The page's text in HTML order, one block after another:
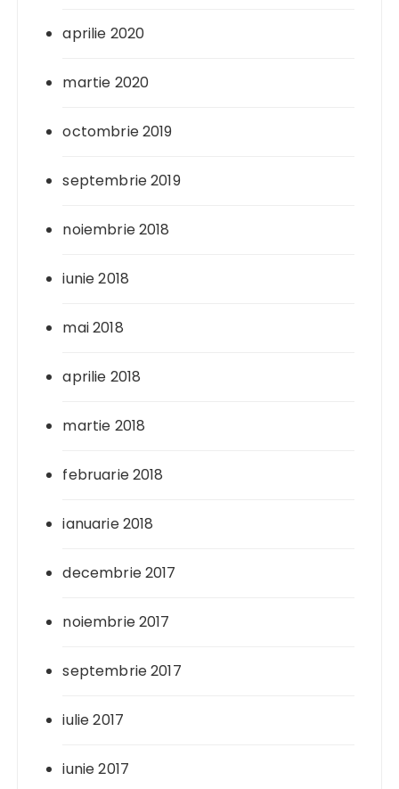
aprilie 2020
martie 2020
octombrie 2019
septembrie 2019
noiembrie 2018
iunie 2018
mai 2018
aprilie 2018
martie 2018
februarie 2018
ianuarie 2018
decembrie 2017
noiembrie 2017
septembrie 2017
iulie 2017
iunie 2017